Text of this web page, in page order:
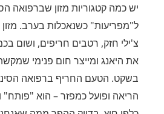
יש כמה קטגוריות מזון שברפואה
ל"מפריעות" כשנאכלות בערב.
צ'ילי חזק, רטבים חריפים, ושום
את היאנג ומייצר חום פנימי
בשקט. הטעם החריף ברפואה
הריאה ופועל כמפזר – הוא "פותח"